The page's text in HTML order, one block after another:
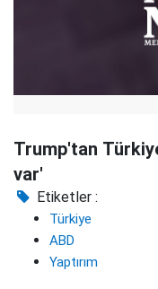
Trump'tan
var'
Etiketler :
Türkiye
ABD
Yaptırım